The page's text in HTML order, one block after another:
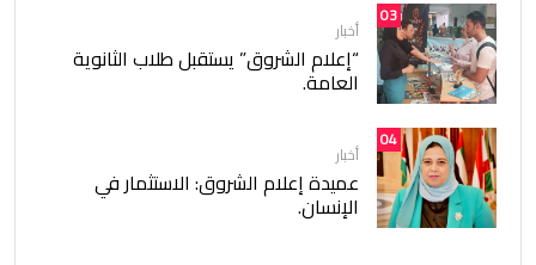
03
أخبار
“إعلام الشروق” يستقبل طلاب الثانوية
العامة.
04
أخبار
عميدة إعلام الشروق: الاستثمار في
الإنسان.